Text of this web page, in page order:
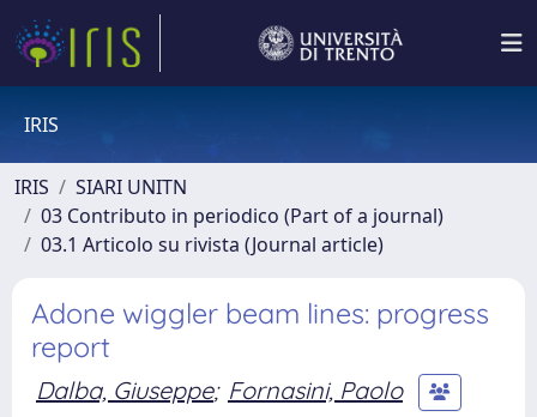
IRIS
IRIS
SIARI UNITN
03 Contributo in periodico (Part of a journal)
03.1 Articolo su rivista (Journal article)
Adone wiggler beam lines: progress
report
Dalba, Giuseppe; Fornasini, Paolo